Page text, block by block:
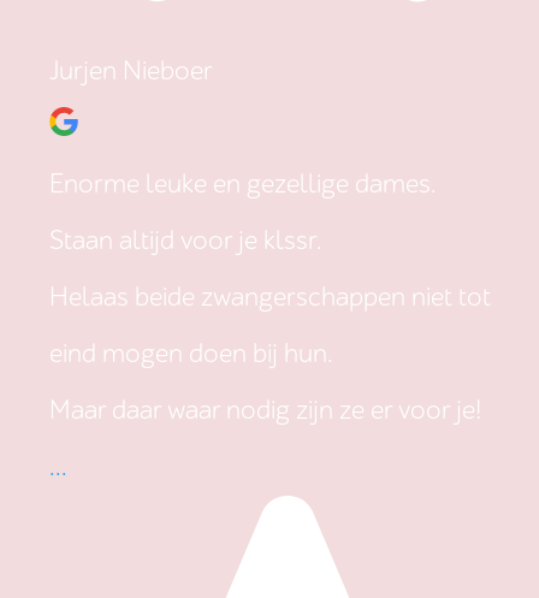
Jurjen Nieboer
Enorme leuke en gezellige dames.
Staan altijd voor je klssr.
Helaas beide zwangerschappen niet tot
eind mogen doen bij hun.
Maar daar waar nodig zijn ze er voor je!
...